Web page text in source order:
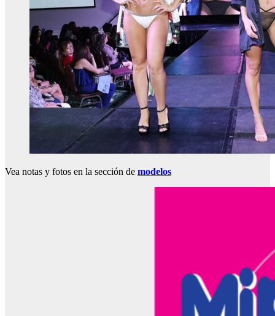
Vea notas y fotos en la sección de modelos